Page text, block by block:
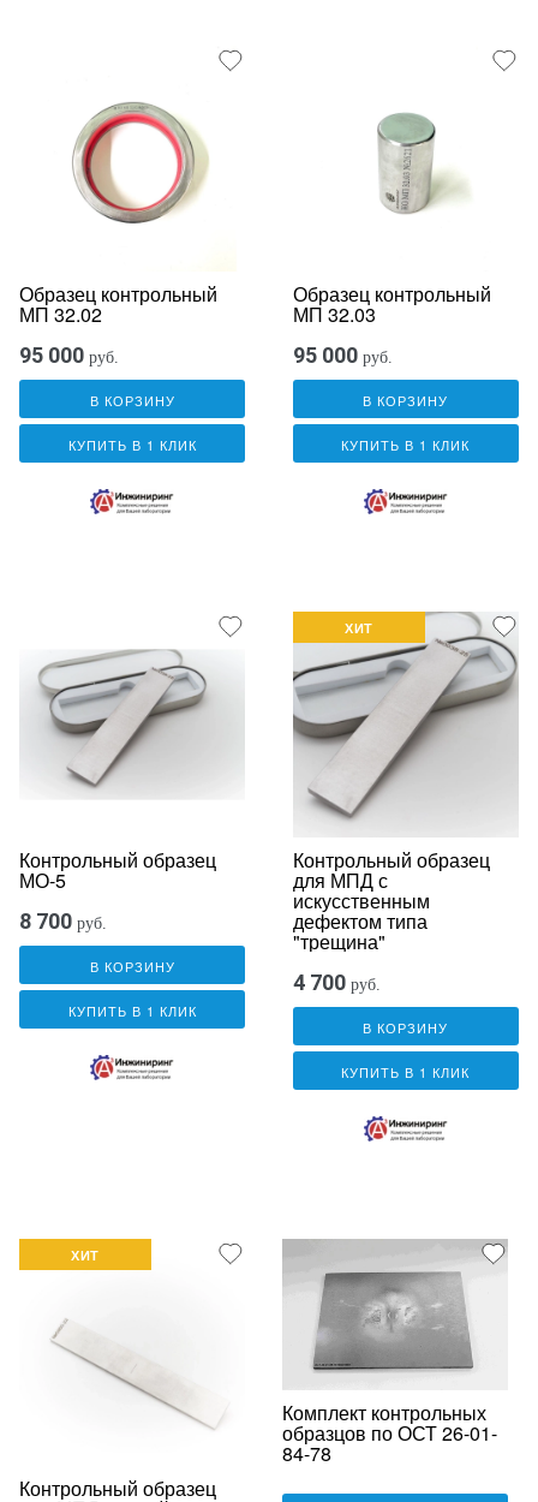
Образец контрольный
МП 32.02
95 000 руб.
В КОРЗИНУ
КУПИТЬ В 1 КЛИК
Образец контрольный
МП 32.03
95 000 руб.
В КОРЗИНУ
КУПИТЬ В 1 КЛИК
Контрольный образец
МО-5
8 700 руб.
В КОРЗИНУ
КУПИТЬ В 1 КЛИК
ХИТ
Контрольный образец
для МПД с
искусственным
дефектом типа
"трещина"
4 700 руб.
В КОРЗИНУ
КУПИТЬ В 1 КЛИК
ХИТ
Контрольный образец
Комплект контрольных
образцов по ОСТ 26-01-
84-78